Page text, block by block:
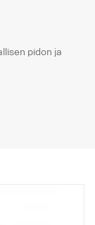
pidon ja